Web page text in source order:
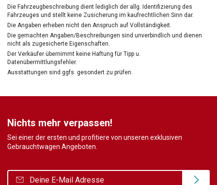
Die Fahrzeugbeschreibung dient lediglich der allg. Identifizierung des
Fahrzeuges und stellt keine Zusicherung im kaufrechtlichen Sinn dar.
Die Angaben erheben nicht den Anspruch auf Vollständigkeit.
Die gemachten Angaben/Beschreibungen sind unverbindlich und dienen
nicht als zugesicherte Eigenschaften.
Der Verkäufer übernimmt keine Haftung für Tipp u.
Datenübermittlungsfehler.
Ausstattungen sind ggfs. gesondert zu prüfen.
Nichts mehr verpassen!
Sei einer der ersten und profitiere von unseren exklusiven
Gebrauchtwagen Angeboten.